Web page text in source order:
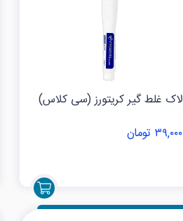
لاک غلط گیر کریتورز (سی کلاس)
۳۹,۰۰۰ تومان